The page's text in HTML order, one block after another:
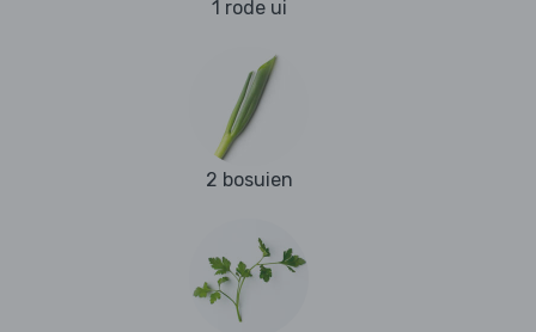
1 rode ui
2 bosuien